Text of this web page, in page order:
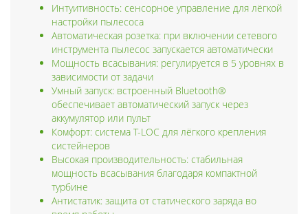
Интуитивность: сенсорное управление для лёгкой
настройки пылесоса
Автоматическая розетка: при включении сетевого
инструмента пылесос запускается автоматически
Мощность всасывания: регулируется в 5 уровнях в
зависимости от задачи
Умный запуск: встроенный Bluetooth®
обеспечивает автоматический запуск через
аккумулятор или пульт
Комфорт: система T-LOC для лёгкого крепления
систейнеров
Высокая производительность: стабильная
мощность всасывания благодаря компактной
турбине
Антистатик: защита от статического заряда во